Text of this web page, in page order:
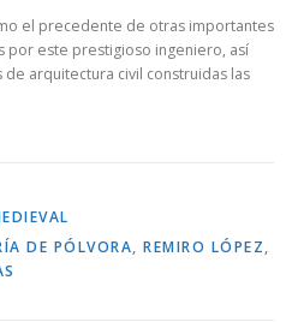
el precedente de otras importantes
por este prestigioso ingeniero, así
arquitectura civil construidas las
DE PÓLVORA, REMIRO LÓPEZ,